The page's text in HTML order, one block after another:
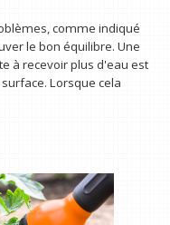
comme indiqué
le bon équilibre. Une
à recevoir plus d'eau est
Lorsque cela